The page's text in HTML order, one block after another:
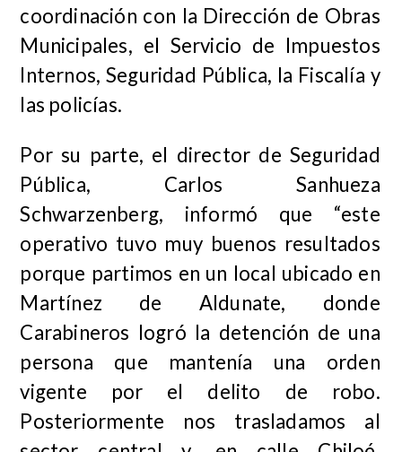
coordinación con la Dirección de Obras
Municipales, el Servicio de Impuestos
Internos, Seguridad Pública, la Fiscalía y
las policías.
Por su parte, el director de Seguridad
Pública, Carlos Sanhueza
Schwarzenberg, informó que “este
operativo tuvo muy buenos resultados
porque partimos en un local ubicado en
Martínez de Aldunate, donde
Carabineros logró la detención de una
persona que mantenía una orden
vigente por el delito de robo.
Posteriormente nos trasladamos al